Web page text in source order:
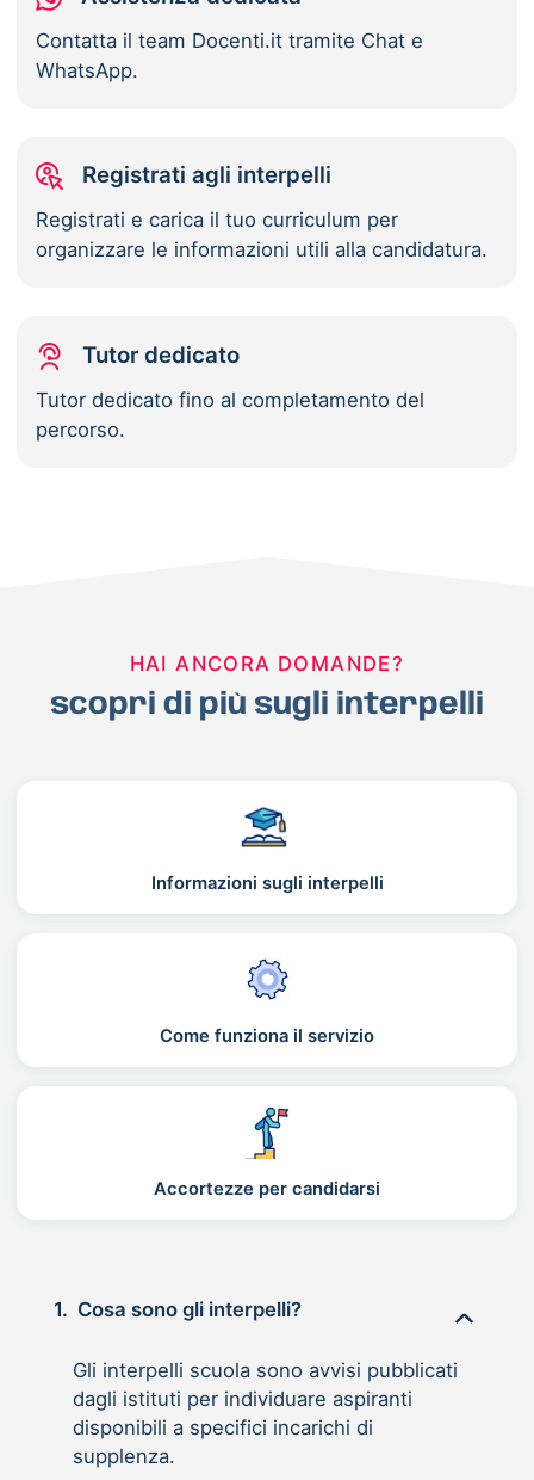
Contatta il team Docenti.it tramite Chat e
WhatsApp.
Registrati agli interpelli
Registrati e carica il tuo curriculum per
organizzare le informazioni utili alla candidatura.
Tutor dedicato
Tutor dedicato fino al completamento del
percorso.
HAI ANCORA DOMANDE?
scopri di più sugli interpelli
Informazioni sugli interpelli
Come funziona il servizio
Accortezze per candidarsi
1. Cosa sono gli interpelli?
Gli interpelli scuola sono avvisi pubblicati
dagli istituti per individuare aspiranti
disponibili a specifici incarichi di
supplenza.